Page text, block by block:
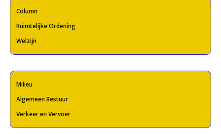
Column
Ruimtelijke Ordening
Welzijn
Milieu
Algemeen Bestuur
Verkeer en Vervoer